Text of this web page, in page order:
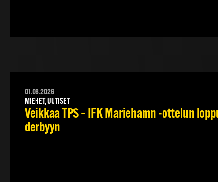
01.08.2026
MIEHET, UUTISET
Veikkaa TPS – IFK Mariehamn -ottelun
derbyyn